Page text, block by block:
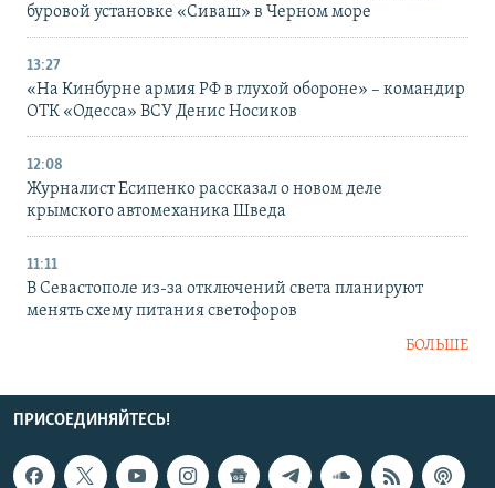
буровой установке «Сиваш» в Черном море
13:27
«На Кинбурне армия РФ в глухой обороне» – командир
ОТК «Одесса» ВСУ Денис Носиков
12:08
Журналист Есипенко рассказал о новом деле
крымского автомеханика Шведа
11:11
В Севастополе из-за отключений света планируют
менять схему питания светофоров
БОЛЬШЕ
ПРИСОЕДИНЯЙТЕСЬ!